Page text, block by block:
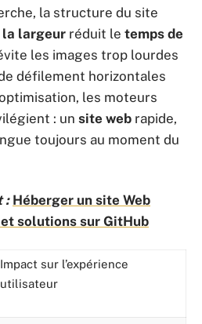
la structure du site
largeur réduit le temps de
les images trop lourdes
défilement horizontales
les moteurs
: un site web rapide,
toujours au moment du
: Héberger un site Web
solutions sur GitHub
Impact sur l’expérience
utilisateur